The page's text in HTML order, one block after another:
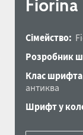
Сімейство:
Розробник
Клас
антиква
Шрифт у